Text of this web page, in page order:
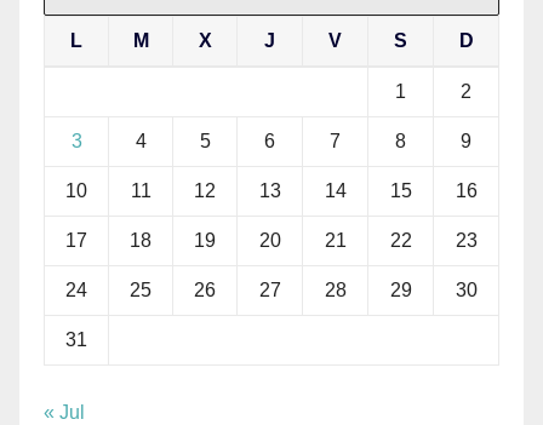
L M X J V S D
1 2
3 4 5 6 7 8 9
10 11 12 13 14 15 16
17 18 19 20 21 22 23
24 25 26 27 28 29 30
31
« Jul